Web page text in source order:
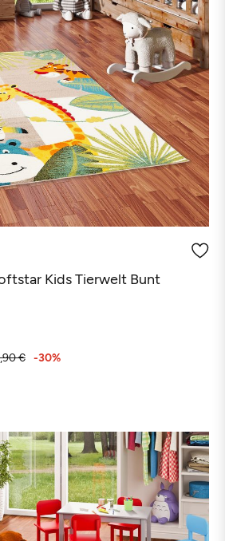
Kids Tierwelt Bunt
€ -30%